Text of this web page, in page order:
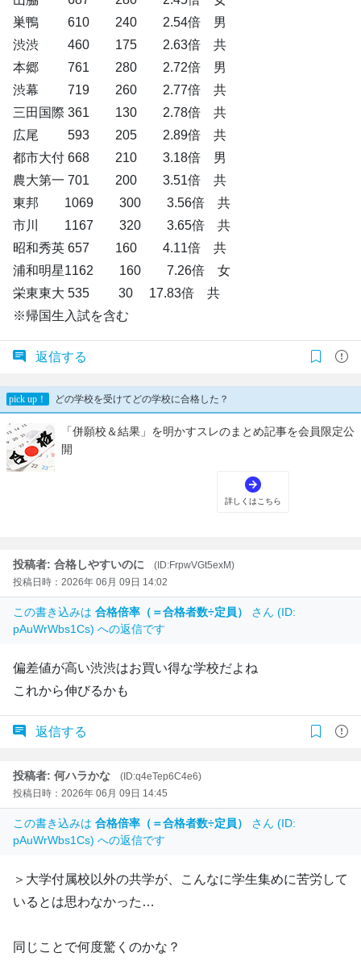
巣鴨 610 240 2.54倍 男
渋渋 460 175 2.63倍 共
本郷 761 280 2.72倍 男
渋幕 719 260 2.77倍 共
三田国際 361 130 2.78倍 共
広尾 593 205 2.89倍 共
都市大付 668 210 3.18倍 男
農大第一 701 200 3.51倍 共
東邦 1069 300 3.56倍 共
市川 1167 320 3.65倍 共
昭和秀英 657 160 4.11倍 共
浦和明星1162 160 7.26倍 女
栄東東大 535 30 17.83倍 共
※帰国生入試を含む
返信する
投稿者: 合格しやすいのに
(ID:FrpwVGt5exM)
投稿日時：2026年 06月 09日 14:02
この書き込みは 合格倍率（＝合格者数÷定員）
さん (ID:
pAuWrWbs1Cs) への返信です
偏差値が高い渋渋はお買い得な学校だよね
これから伸びるかも
返信する
投稿者: 何ハラかな
(ID:q4eTep6C4e6)
投稿日時：2026年 06月 09日 14:45
この書き込みは 合格倍率（＝合格者数÷定員）
さん (ID:
pAuWrWbs1Cs) への返信です
＞大学付属校以外の共学が、こんなに学生集めに苦労して
いるとは思わなかった…
同じことで何度驚くのかな？